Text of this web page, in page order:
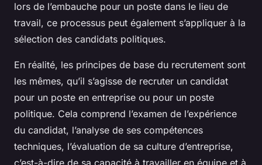
lors de l’embauche pour un poste dans le lieu de
travail, ce processus peut également s’appliquer à la
sélection des candidats politiques.
En réalité, les principes de base du recrutement sont
les mêmes, qu’il s’agisse de recruter un candidat
pour un poste en entreprise ou pour un poste
politique. Cela comprend l’examen de l’expérience
du candidat, l’analyse de ses compétences
techniques, l’évaluation de sa culture d’entreprise,